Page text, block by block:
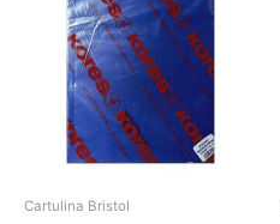
Cartulina Bristol